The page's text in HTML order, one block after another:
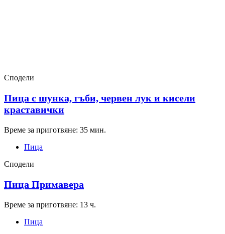
Сподели
Пица с шунка, гъби, червен лук и кисели
краставички
Време за приготвяне: 35 мин.
Пица
Сподели
Пица Примавера
Време за приготвяне: 13 ч.
Пица